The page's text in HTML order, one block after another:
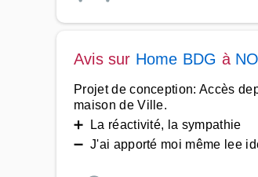
Avis sur Home BDG à
Projet de conception: Accès
maison de Ville.
➕ La réactivité, la sympathie
➖ J'ai apporté moi même lee